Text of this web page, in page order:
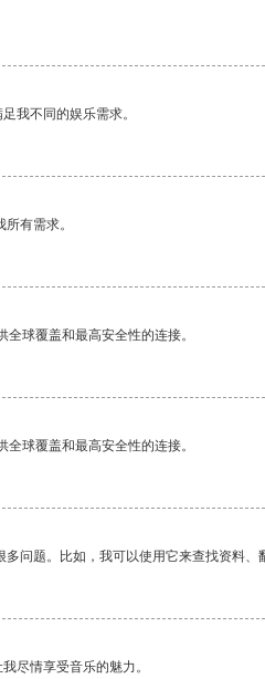
我不同的娱乐需求。
有需求。
球覆盖和最高安全性的连接。
球覆盖和最高安全性的连接。
问题。比如，我可以使用它来查找资料、
尽情享受音乐的魅力。